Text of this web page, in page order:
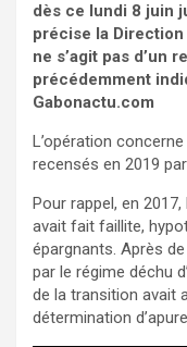
dès ce lundi 8 juin
précise la Direction
ne s’agit pas d’un
précédemment
Gabonactu.com
L’opération
recensés en 2019
Pour rappel, en
avait fait faillite,
épargnants. Après
par le régime déchu
de la transition avait
détermination